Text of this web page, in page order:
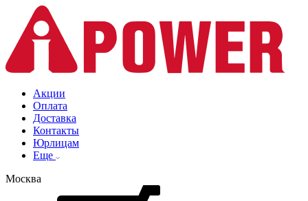
Акции
Оплата
Доставка
Контакты
Юрлицам
Еще
Москва